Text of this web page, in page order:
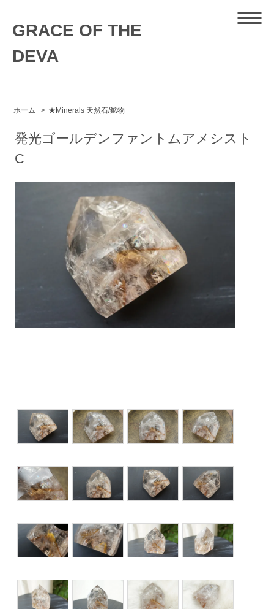
GRACE OF THE
DEVA
ホーム > ★Minerals 天然石/鉱物
発光ゴールデンファントムアメシスト
C